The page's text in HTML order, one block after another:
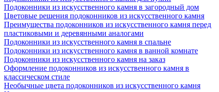
Подоконники из искусственного камня в загородный дом
Цветовые решения подоконников из искусственного камня
Преимущества подоконников из искусственного камня перед
пластиковыми и деревянными аналогами
Подоконники из искусственного камня в спальне
Подоконники из искусственного камня в ванной комнате
Подоконники из искусственного камня на заказ
Оформление подоконников из искусственного камня в
классическом стиле
Необычные цвета подоконников из искусственного камня